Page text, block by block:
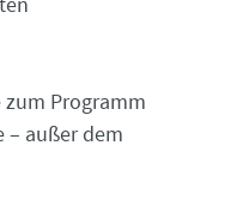
Programm
– außer dem